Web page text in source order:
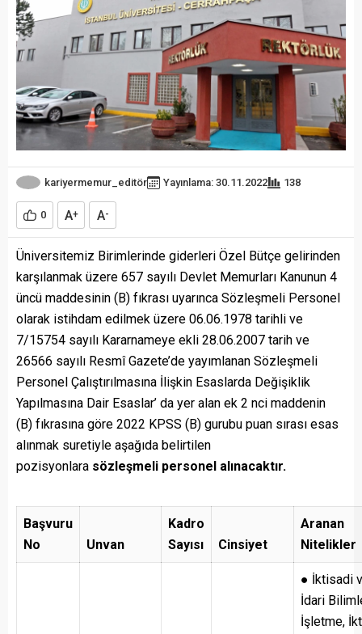
kariyermemur_editör Yayınlama: 30.11.2022 138
0 A+ A-
Üniversitemiz Birimlerinde giderleri Özel Bütçe gelirinden
karşılanmak üzere 657 sayılı Devlet Memurları Kanunun 4
üncü maddesinin (B) fıkrası uyarınca Sözleşmeli Personel
olarak istihdam edilmek üzere 06.06.1978 tarihli ve
7/15754 sayılı Kararnameye ekli 28.06.2007 tarih ve
26566 sayılı Resmî Gazete’de yayımlanan Sözleşmeli
Personel Çalıştırılmasına İlişkin Esaslarda Değişiklik
Yapılmasına Dair Esaslar’ da yer alan ek 2 nci maddenin
(B) fıkrasına göre 2022 KPSS (B) gurubu puan sırası esas
alınmak suretiyle aşağıda belirtilen
pozisyonlara sözleşmeli personel alınacaktır.
Başvuru
No
Unvan
Kadro
Sayısı
Cinsiyet
Aranan
Nitelikler
● İktisadi
İdari
İşletme,